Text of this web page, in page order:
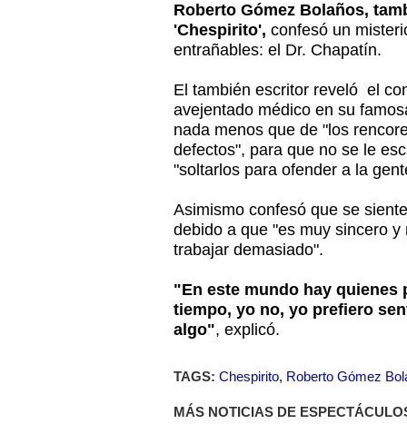
Roberto Gómez Bolaños,
'Chespirito', confesó un
entrañables: el Dr. Chapatín.
El también escritor reveló el
avejentado médico en su
nada menos que de "los
defectos", para que no se le
"soltarlos para ofender a la
Asimismo confesó que se
debido a que "es muy sincero
trabajar demasiado".
"En este mundo hay quienes
tiempo, yo no, yo prefiero
algo", explicó.
TAGS: Chespirito, Roberto Gómez
MÁS NOTICIAS DE